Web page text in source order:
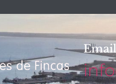
Email